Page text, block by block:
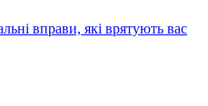
вправи, які врятують вас